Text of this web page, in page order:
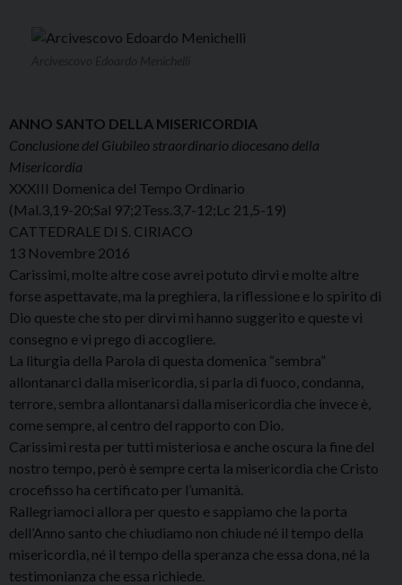
ANNO SANTO DELLA MISERICORDIA
Conclusione del Giubileo straordinario diocesano della
Misericordia
XXXIII Domenica del Tempo Ordinario
(Mal.3,19-20;Sal 97;2Tess.3,7-12;Lc 21,5-19)
CATTEDRALE DI S. CIRIACO
13 Novembre 2016
Carissimi, molte altre cose avrei potuto dirvi e molte altre
forse aspettavate, ma la preghiera, la riflessione e lo spirito di
Dio queste che sto per dirvi mi hanno suggerito e queste vi
consegno e vi prego di accogliere.
La liturgia della Parola di questa domenica “sembra”
allontanarci dalla misericordia, si parla di fuoco, condanna,
terrore, sembra allontanarsi dalla misericordia che invece è,
come sempre, al centro del rapporto con Dio.
Carissimi resta per tutti misteriosa e anche oscura la fine del
nostro tempo, però è sempre certa la misericordia che Cristo
crocefisso ha certificato per l’umanità.
Rallegriamoci allora per questo e sappiamo che la porta
dell’Anno santo che chiudiamo non chiude né il tempo della
misericordia, né il tempo della speranza che essa dona, né la
testimonianza che essa richiede.